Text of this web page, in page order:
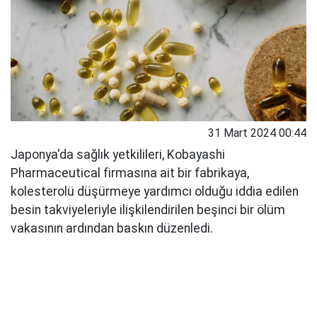
31 Mart 2024 00:44
Japonya'da sağlık yetkilileri, Kobayashi
Pharmaceutical firmasına ait bir fabrikaya,
kolesterolü düşürmeye yardımcı olduğu iddia edilen
besin takviyeleriyle ilişkilendirilen beşinci bir ölüm
vakasının ardından baskın düzenledi.